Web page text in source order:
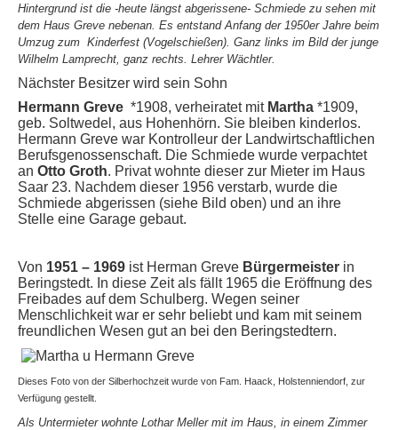
Hintergrund ist die -heute längst abgerissene- Schmiede zu sehen mit
dem Haus Greve nebenan. Es entstand Anfang der 1950er Jahre beim
Umzug zum Kinderfest (Vogelschießen). Ganz links im Bild der junge
Wilhelm Lamprecht, ganz rechts. Lehrer Wächtler.
Nächster Besitzer wird sein Sohn
Hermann Greve *1908, verheiratet mit Martha *1909,
geb. Soltwedel, aus Hohenhörn. Sie bleiben kinderlos.
Hermann Greve war Kontrolleur der Landwirtschaftlichen
Berufsgenossenschaft. Die Schmiede wurde verpachtet
an Otto Groth. Privat wohnte dieser zur Mieter im Haus
Saar 23. Nachdem dieser 1956 verstarb, wurde die
Schmiede abgerissen (siehe Bild oben) und an ihre
Stelle eine Garage gebaut.
Von 1951 – 1969 ist Herman Greve Bürgermeister in
Beringstedt. In diese Zeit als fällt 1965 die Eröffnung des
Freibades auf dem Schulberg. Wegen seiner
Menschlichkeit war er sehr beliebt und kam mit seinem
freundlichen Wesen gut an bei den Beringstedtern.
Dieses Foto von der Silberhochzeit wurde von Fam. Haack, Holstenniendorf, zur
Verfügung gestellt.
Als Untermieter wohnte Lothar Meller mit im Haus, in einem Zimmer